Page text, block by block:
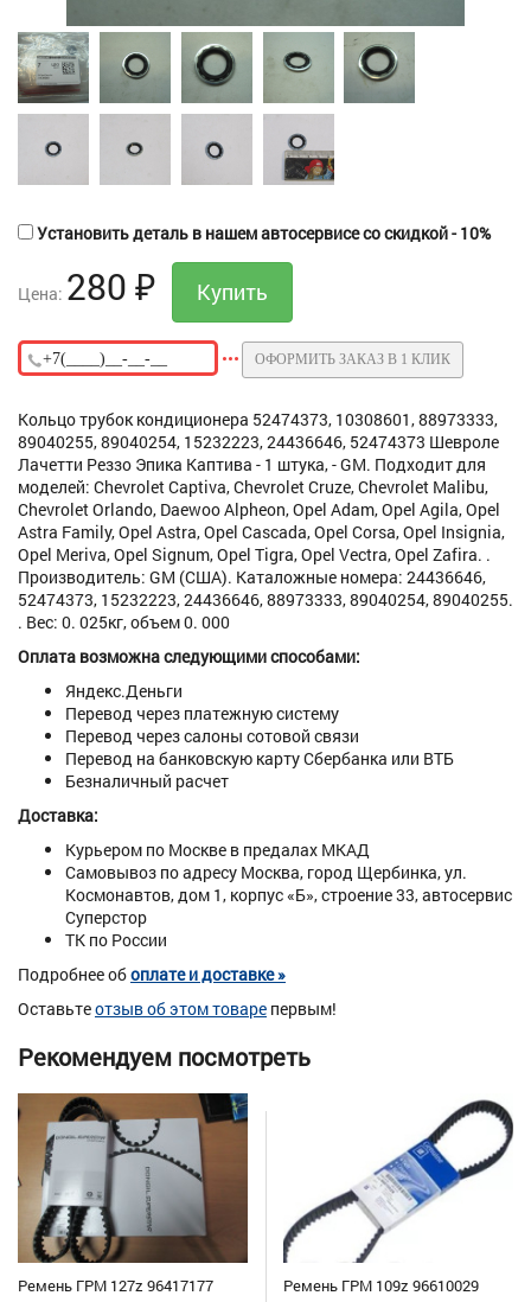
Установить деталь в нашем автосервисе со скидкой - 10%
Цена: 280 ₽
ОФОРМИТЬ ЗАКАЗ В 1 КЛИК
Кольцо трубок кондиционера 52474373, 10308601, 88973333,
89040255, 89040254, 15232223, 24436646, 52474373 Шевроле
Лачетти Реззо Эпика Каптива - 1 штука, - GM. Подходит для
моделей: Chevrolet Captiva, Chevrolet Cruze, Chevrolet Malibu,
Chevrolet Orlando, Daewoo Alpheon, Opel Adam, Opel Agila, Opel
Astra Family, Opel Astra, Opel Cascada, Opel Corsa, Opel Insignia,
Opel Meriva, Opel Signum, Opel Tigra, Opel Vectra, Opel Zafira. .
Производитель: GM (США). Каталожные номера: 24436646,
52474373, 15232223, 24436646, 88973333, 89040254, 89040255.
. Вес: 0. 025кг, объем 0. 000
Оплата возможна следующими способами:
Яндекс.Деньги
Перевод через платежную систему
Перевод через салоны сотовой связи
Перевод на банковскую карту Сбербанка или ВТБ
Безналичный расчет
Доставка:
Курьером по Москве в предалах МКАД
Самовывоз по адресу Москва, город Щербинка, ул.
Космонавтов, дом 1, корпус «Б», строение 33, автосервис
Суперстор
ТК по России
Подробнее обоплате и доставке »
Оставьтеотзыв об этом товаре первым!
Рекомендуем посмотреть
Ремень ГРМ 127z 96417177
Ремень ГРМ 109z 96610029